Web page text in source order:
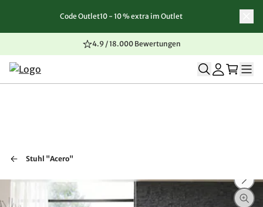
Zum Inhalt springen
Zur Navigation springen
Zum Seitenende springen
Code Outlet10 - 10 % extra im Outlet
4.9 / 18.000 Bewertungen
Stuhl "Acero"